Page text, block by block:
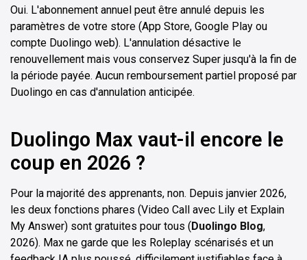
Oui. L'abonnement annuel peut être annulé depuis les
paramètres de votre store (App Store, Google Play ou
compte Duolingo web). L'annulation désactive le
renouvellement mais vous conservez Super jusqu'à la fin de
la période payée. Aucun remboursement partiel proposé par
Duolingo en cas d'annulation anticipée.
Duolingo Max vaut-il encore le
coup en 2026 ?
Pour la majorité des apprenants, non. Depuis janvier 2026,
les deux fonctions phares (Video Call avec Lily et Explain
My Answer) sont gratuites pour tous (Duolingo Blog,
2026). Max ne garde que les Roleplay scénarisés et un